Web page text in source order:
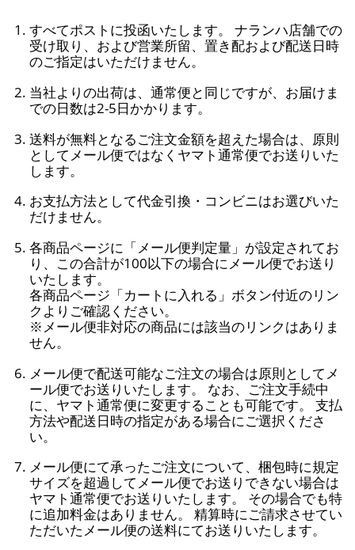
すべてポストに投函いたします。 ナランハ店舗での
受け取り、および営業所留、置き配および配送日時
のご指定はいただけません。
当社よりの出荷は、通常便と同じですが、お届けま
での日数は2-5日かかります。
送料が無料となるご注文金額を超えた場合は、原則
としてメール便ではなくヤマト通常便でお送りいた
します。
お支払方法として代金引換・コンビニはお選びいた
だけません。
各商品ページに「メール便判定量」が設定されてお
り、この合計が100以下の場合にメール便でお送り
いたします。
各商品ページ「カートに入れる」ボタン付近のリン
クよりご確認ください。
※メール便非対応の商品には該当のリンクはありま
せん。
メール便で配送可能なご注文の場合は原則としてメ
ール便でお送りいたします。 なお、ご注文手続中
に、ヤマト通常便に変更することも可能です。 支払
方法や配送日時の指定がある場合にご選択くださ
い。
メール便にて承ったご注文について、梱包時に規定
サイズを超過してメール便でお送りできない場合は
ヤマト通常便でお送りいたします。 その場合でも特
に追加料金はありません。 精算時にご請求させてい
ただいたメール便の送料にてお送りいたします。